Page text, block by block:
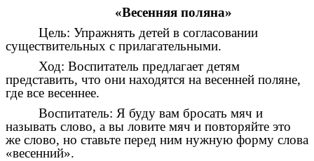
«Весенняя поляна»
Цель: Упражнять детей в согласовании
существительных с прилагательными.
Ход: Воспитатель предлагает детям
представить, что они находятся на весенней поляне,
где все весеннее.
Воспитатель: Я буду вам бросать мяч и
называть слово, а вы ловите мяч и повторяйте это
же слово, но ставьте перед ним нужную форму слова
«весенний».